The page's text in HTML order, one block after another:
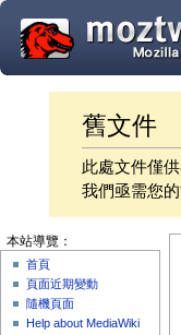
舊文件
此處文件僅
我們亟需您
本站導覽：
首頁
頁面近期變動
隨機頁面
Help about MediaWiki